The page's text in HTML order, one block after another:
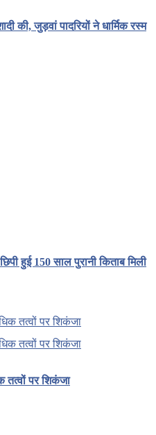
की, जुड़वां पादरियों ने धार्मिक रस्म
हुई 150 साल पुरानी किताब मिली
तत्वों पर शिकंजा